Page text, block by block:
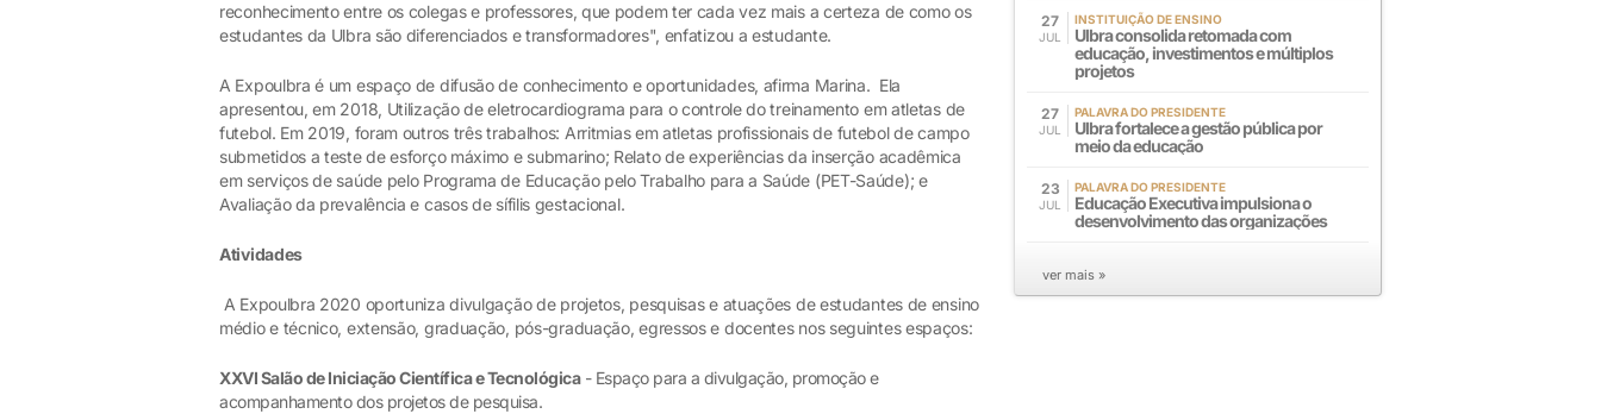
reconhecimento entre os colegas e professores, que podem ter cada vez mais a certeza de como os
estudantes da Ulbra são diferenciados e transformadores", enfatizou a estudante.
A Expoulbra é um espaço de difusão de conhecimento e oportunidades, afirma Marina. Ela
apresentou, em 2018, Utilização de eletrocardiograma para o controle do treinamento em atletas de
futebol. Em 2019, foram outros três trabalhos: Arritmias em atletas profissionais de futebol de campo
submetidos a teste de esforço máximo e submarino; Relato de experiências da inserção acadêmica
em serviços de saúde pelo Programa de Educação pelo Trabalho para a Saúde (PET-Saúde); e
Avaliação da prevalência e casos de sífilis gestacional.
Atividades
A Expoulbra 2020 oportuniza divulgação de projetos, pesquisas e atuações de estudantes de ensino
médio e técnico, extensão, graduação, pós-graduação, egressos e docentes nos seguintes espaços:
XXVI Salão de Iniciação Científica e Tecnológica- Espaço para a divulgação, promoção e
acompanhamento dos projetos de pesquisa.
27
JUL
INSTITUIÇÃO DE ENSINO
Ulbra consolida retomada com
educação, investimentos e múltiplos
projetos
27
JUL
PALAVRA DO PRESIDENTE
Ulbra fortalece a gestão pública por
meio da educação
23
JUL
PALAVRA DO PRESIDENTE
Educação Executiva impulsiona o
desenvolvimento das organizações
ver mais »